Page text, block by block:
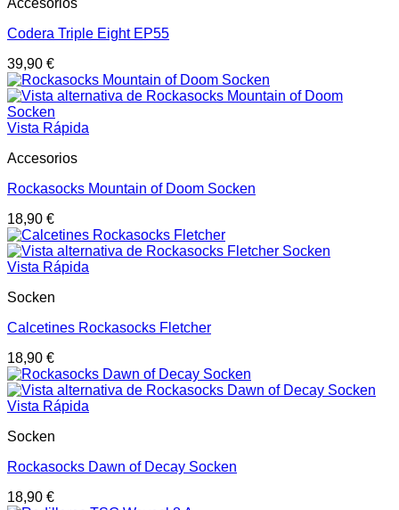
Accesorios
Codera Triple Eight EP55
39,90 €
Vista Rápida
Accesorios
Rockasocks Mountain of Doom Socken
18,90 €
Vista Rápida
Socken
Calcetines Rockasocks Fletcher
18,90 €
Vista Rápida
Socken
Rockasocks Dawn of Decay Socken
18,90 €